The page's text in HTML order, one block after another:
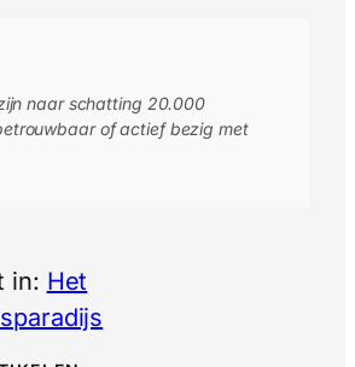
naar schatting 20.000
of actief bezig met
in: Het